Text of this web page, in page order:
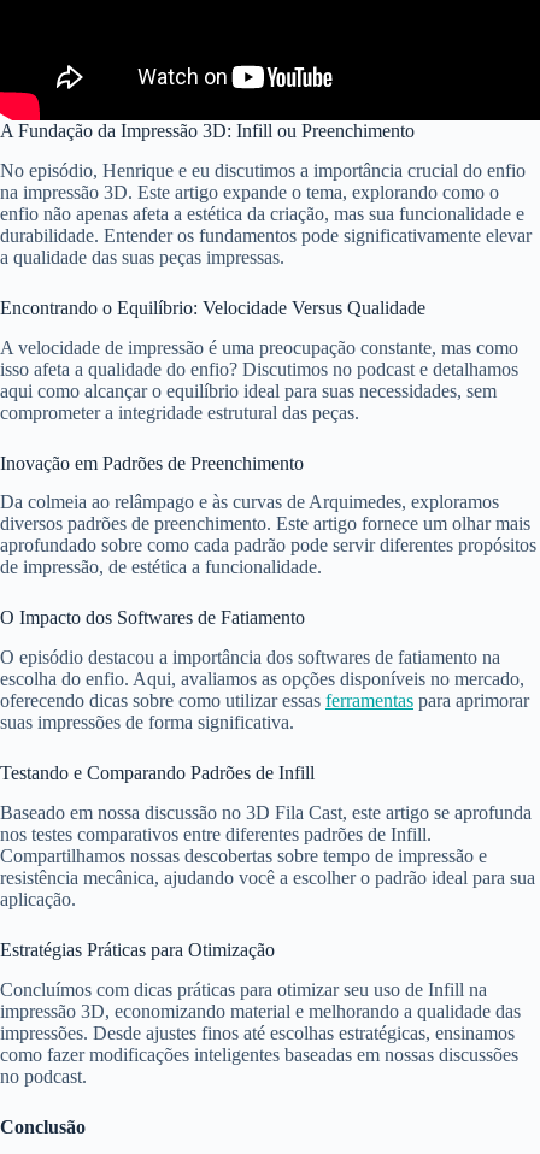
A Fundação da Impressão 3D: Infill ou Preenchimento
No episódio, Henrique e eu discutimos a importância crucial do enfio
na impressão 3D. Este artigo expande o tema, explorando como o
enfio não apenas afeta a estética da criação, mas sua funcionalidade e
durabilidade. Entender os fundamentos pode significativamente elevar
a qualidade das suas peças impressas.
Encontrando o Equilíbrio: Velocidade Versus Qualidade
A velocidade de impressão é uma preocupação constante, mas como
isso afeta a qualidade do enfio? Discutimos no podcast e detalhamos
aqui como alcançar o equilíbrio ideal para suas necessidades, sem
comprometer a integridade estrutural das peças.
Inovação em Padrões de Preenchimento
Da colmeia ao relâmpago e às curvas de Arquimedes, exploramos
diversos padrões de preenchimento. Este artigo fornece um olhar mais
aprofundado sobre como cada padrão pode servir diferentes propósitos
de impressão, de estética a funcionalidade.
O Impacto dos Softwares de Fatiamento
O episódio destacou a importância dos softwares de fatiamento na
escolha do enfio. Aqui, avaliamos as opções disponíveis no mercado,
oferecendo dicas sobre como utilizar essas ferramentas para aprimorar
suas impressões de forma significativa.
Testando e Comparando Padrões de Infill
Baseado em nossa discussão no 3D Fila Cast, este artigo se aprofunda
nos testes comparativos entre diferentes padrões de Infill.
Compartilhamos nossas descobertas sobre tempo de impressão e
resistência mecânica, ajudando você a escolher o padrão ideal para sua
aplicação.
Estratégias Práticas para Otimização
Concluímos com dicas práticas para otimizar seu uso de Infill na
impressão 3D, economizando material e melhorando a qualidade das
impressões. Desde ajustes finos até escolhas estratégicas, ensinamos
como fazer modificações inteligentes baseadas em nossas discussões
no podcast.
Conclusão